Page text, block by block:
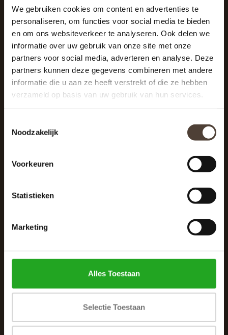
We gebruiken cookies om content en advertenties te
personaliseren, om functies voor social media te bieden
en om ons websiteverkeer te analyseren. Ook delen we
informatie over uw gebruik van onze site met onze
partners voor social media, adverteren en analyse. Deze
partners kunnen deze gegevens combineren met andere
informatie die u aan ze heeft verstrekt of die ze hebben
verzameld op basis van uw gebruik van hun services.
Noodzakelijk
Voorkeuren
Statistieken
Marketing
Alles Toestaan
Selectie Toestaan
SCHRIJF JE IN VOOR DE NIEUWSBRIEF
And stay up to date with our latest offers
040 287 12 00
info@dewoonhoek.nl